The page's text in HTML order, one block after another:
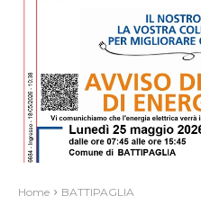
Home BATTIPAGLIA